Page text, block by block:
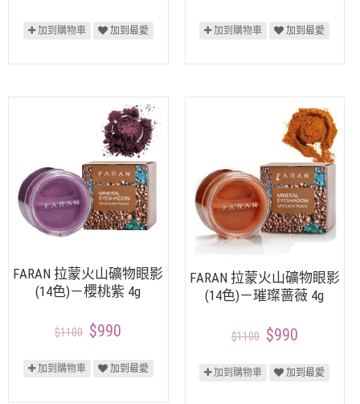
加到購物車 加到最愛 加到購物車 加到最愛
FARAN 拉蒙火山礦物眼影
(14色)－櫻桃紫 4g
$1100 $990
加到購物車 加到最愛
FARAN 拉蒙火山礦物眼影
(14色)－璀璨蔷薇 4g
$1100 $990
加到購物車 加到最愛